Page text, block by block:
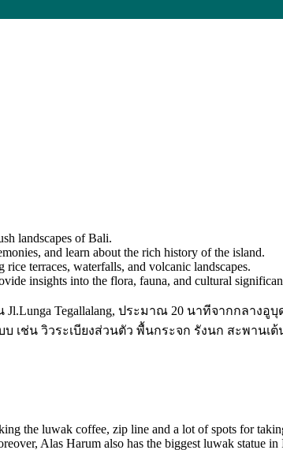
landscapes of Bali.
and learn about the rich history of the island.
terraces, waterfalls, and volcanic landscapes.
insights into the flora, fauna, and cultural
Jl.Lunga Tegallalang, ประมาณ 20 นาทีจากกลา
ช่น วิวระเบียงส่วนตัว พื้นกระจก รังนก สะพาน
the luwak coffee, zip line and a lot of spots for
Alas Harum also has the biggest luwak statue in